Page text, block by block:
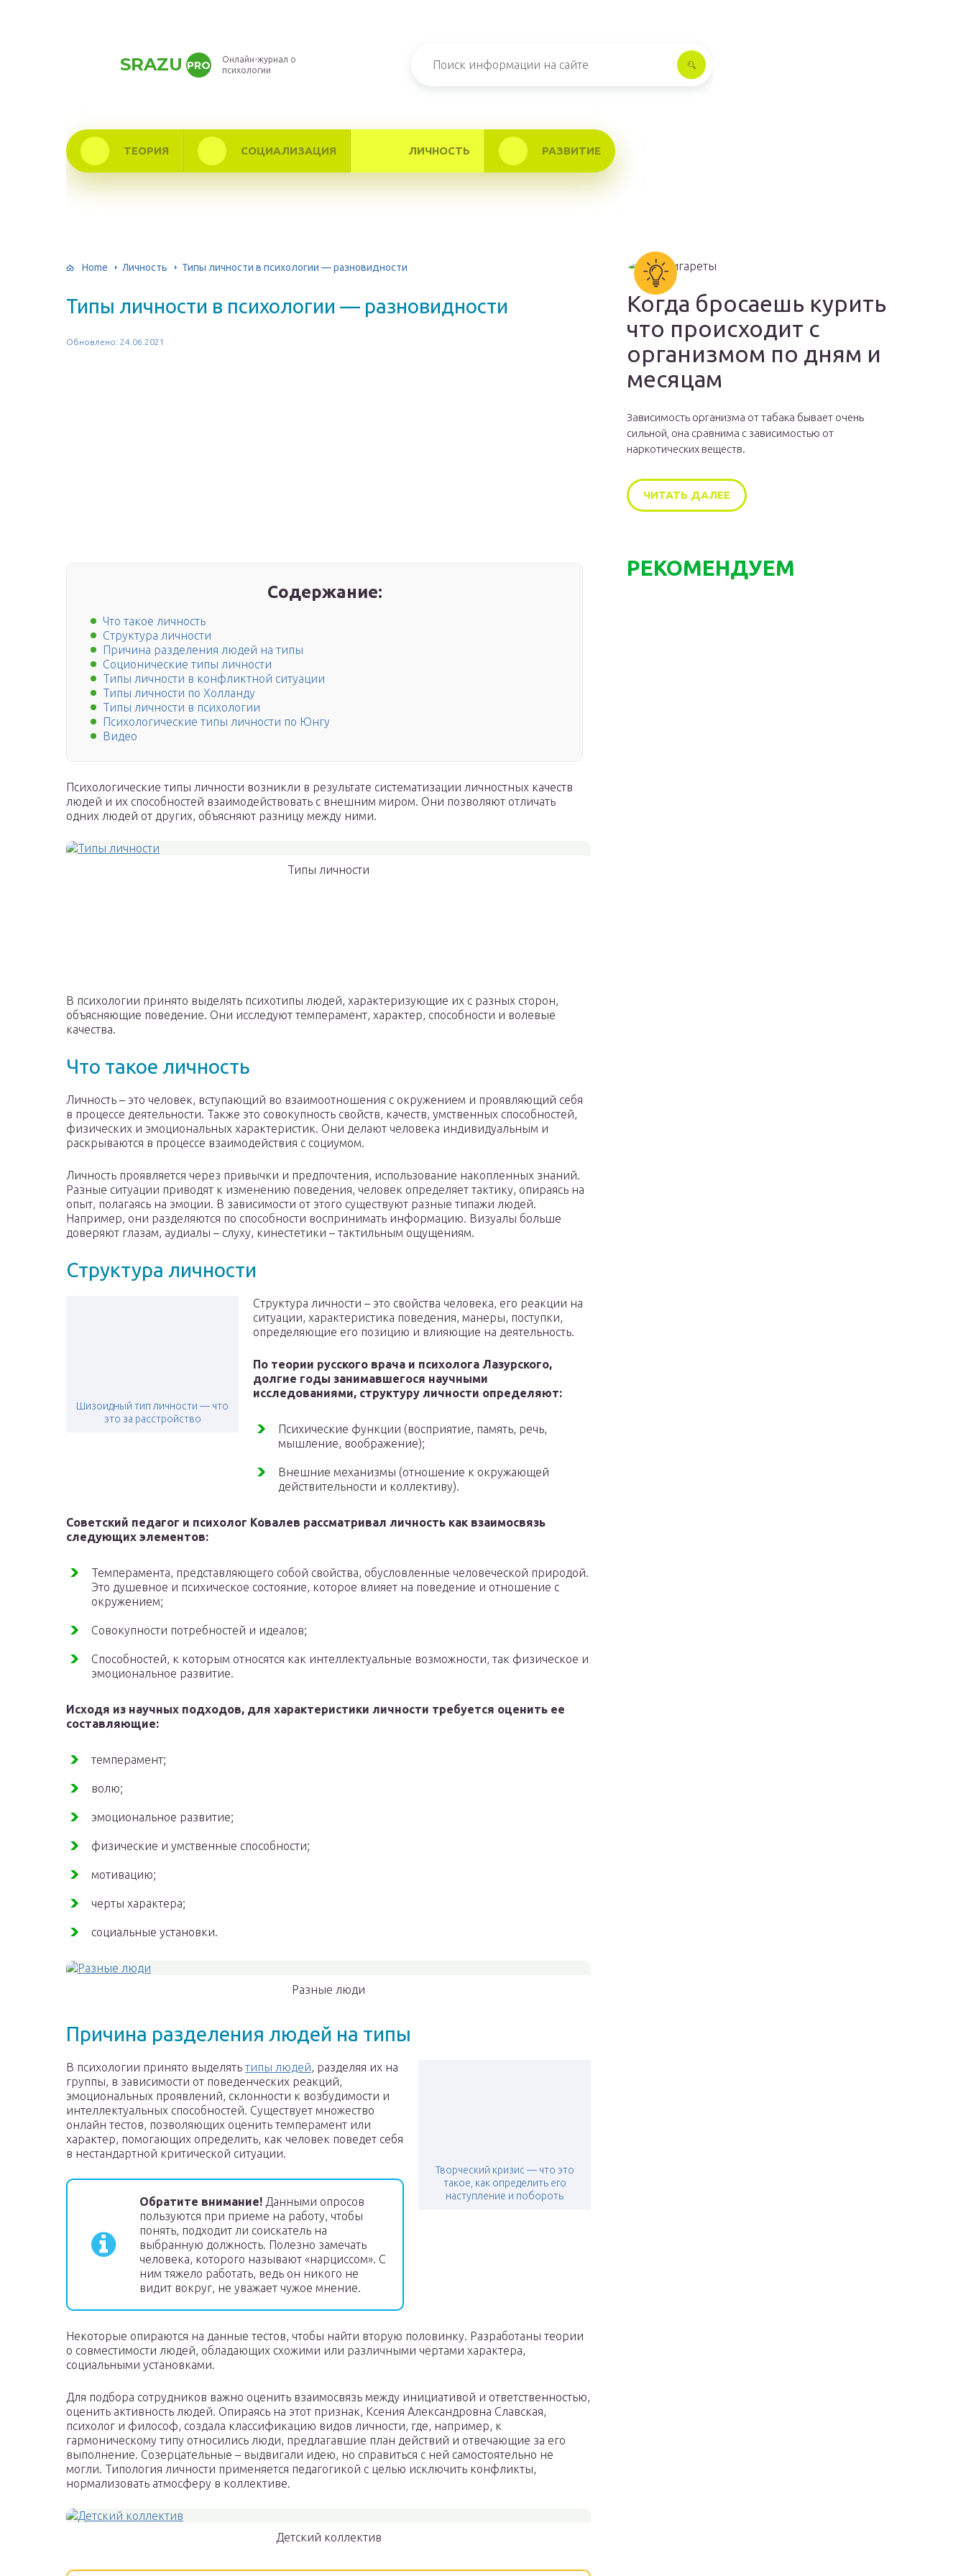
SRAZU PRO
Онлайн-журнал о
психологии
ТЕОРИЯ СОЦИАЛИЗАЦИЯ ЛИЧНОСТЬ РАЗВИТИЕ
Home Личность Типы личности в психологии — разновидности
Типы личности в психологии — разновидности
Обновлено: 24.06.2021
Содержание:
Что такое личность
Структура личности
Причина разделения людей на типы
Соционические типы личности
Типы личности в конфликтной ситуации
Типы личности по Холланду
Типы личности в психологии
Психологические типы личности по Юнгу
Видео
Психологические типы личности возникли в результате систематизации личностных качеств
людей и их способностей взаимодействовать с внешним миром. Они позволяют отличать
одних людей от других, объясняют разницу между ними.
Типы личности
В психологии принято выделять психотипы людей, характеризующие их с разных сторон,
объясняющие поведение. Они исследуют темперамент, характер, способности и волевые
качества.
Что такое личность
Личность – это человек, вступающий во взаимоотношения с окружением и проявляющий себя
в процессе деятельности. Также это совокупность свойств, качеств, умственных способностей,
физических и эмоциональных характеристик. Они делают человека индивидуальным и
раскрываются в процессе взаимодействия с социумом.
Личность проявляется через привычки и предпочтения, использование накопленных знаний.
Разные ситуации приводят к изменению поведения, человек определяет тактику, опираясь на
опыт, полагаясь на эмоции. В зависимости от этого существуют разные типажи людей.
Например, они разделяются по способности воспринимать информацию. Визуалы больше
доверяют глазам, аудиалы – слуху, кинестетики – тактильным ощущениям.
Структура личности
Шизоидный тип личности — что
это за расстройство
Структура личности – это свойства человека, его реакции на
ситуации, характеристика поведения, манеры, поступки,
определяющие его позицию и влияющие на деятельность.
По теории русского врача и психолога Лазурского,
долгие годы занимавшегося научными
исследованиями, структуру личности определяют:
Психические функции (восприятие, память, речь,
мышление, воображение);
Внешние механизмы (отношение к окружающей
действительности и коллективу).
Советский педагог и психолог Ковалев рассматривал личность как взаимосвязь
следующих элементов:
Темперамента, представляющего собой свойства, обусловленные человеческой природой.
Это душевное и психическое состояние, которое влияет на поведение и отношение с
окружением;
Совокупности потребностей и идеалов;
Способностей, к которым относятся как интеллектуальные возможности, так физическое и
эмоциональное развитие.
Исходя из научных подходов, для характеристики личности требуется оценить ее
составляющие:
темперамент;
волю;
эмоциональное развитие;
физические и умственные способности;
мотивацию;
черты характера;
социальные установки.
Разные люди
Причина разделения людей на типы
Творческий кризис — что это
такое, как определить его
наступление и побороть
В психологии принято выделять типы людей, разделяя их на
группы, в зависимости от поведенческих реакций,
эмоциональных проявлений, склонности к возбудимости и
интеллектуальных способностей. Существует множество
онлайн тестов, позволяющих оценить темперамент или
характер, помогающих определить, как человек поведет себя
в нестандартной критической ситуации.
Обратите внимание! Данными опросов
пользуются при приеме на работу, чтобы
понять, подходит ли соискатель на
выбранную должность. Полезно замечать
человека, которого называют «нарциссом». С
ним тяжело работать, ведь он никого не
видит вокруг, не уважает чужое мнение.
Некоторые опираются на данные тестов, чтобы найти вторую половинку. Разработаны теории
о совместимости людей, обладающих схожими или различными чертами характера,
социальными установками.
Для подбора сотрудников важно оценить взаимосвязь между инициативой и ответственностью,
оценить активность людей. Опираясь на этот признак, Ксения Александровна Славская,
психолог и философ, создала классификацию видов личности, где, например, к
гармоническому типу относились люди, предлагавшие план действий и отвечающие за его
выполнение. Созерцательные – выдвигали идею, но справиться с ней самостоятельно не
могли. Типология личности применяется педагогикой с целью исключить конфликты,
нормализовать атмосферу в коллективе.
Детский коллектив
Когда бросаешь курить
что происходит с
организмом по дням и
месяцам
Зависимость организма от табака бывает очень
сильной, она сравнима с зависимостью от
наркотических веществ.
ЧИТАТЬ ДАЛЕЕ
РЕКОМЕНДУЕМ